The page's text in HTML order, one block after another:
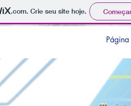
.com. Crie seu site hoje.